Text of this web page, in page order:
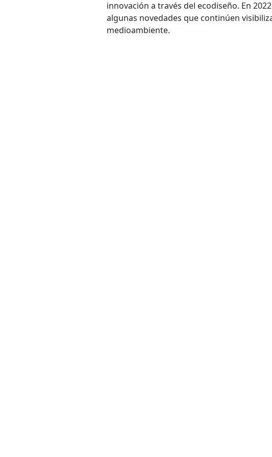
innovación a través del ecodiseño. En
algunas novedades que continúen
medioambiente.